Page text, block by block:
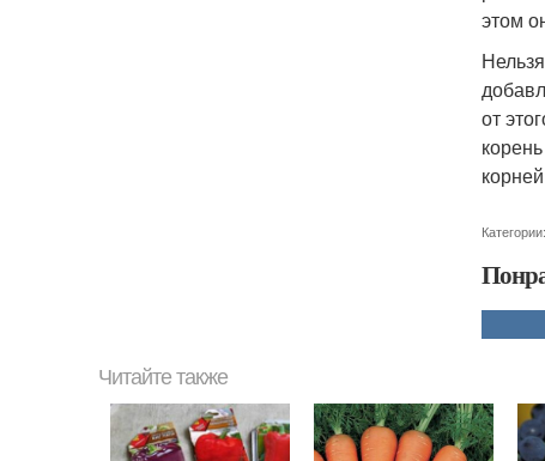
этом
от
Категории:
Читайте также